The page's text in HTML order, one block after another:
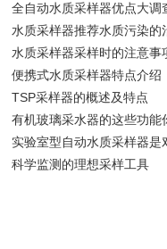
全自动水质采样器优点大调
水质采样器推荐水质污染的
水质采样器采样时的注意事
便携式水质采样器特点介绍
TSP采样器的概述及特点
有机玻璃采水器的这些功能
实验室型自动水质采样器是
科学监测的理想采样工具